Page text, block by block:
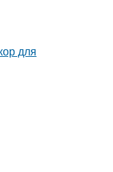
для